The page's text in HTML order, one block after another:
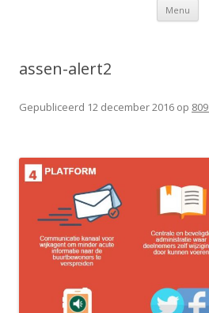
Menu
assen-alert2
Gepubliceerd 12 december 2016 op